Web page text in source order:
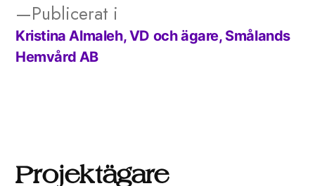
Inläggsnavigering
Publicerat i
Kristina Almaleh, VD och ägare, Smålands
Hemvård AB
Projektägare